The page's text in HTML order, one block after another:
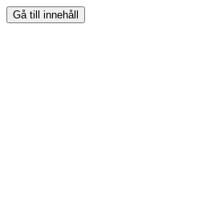
Gå till innehåll